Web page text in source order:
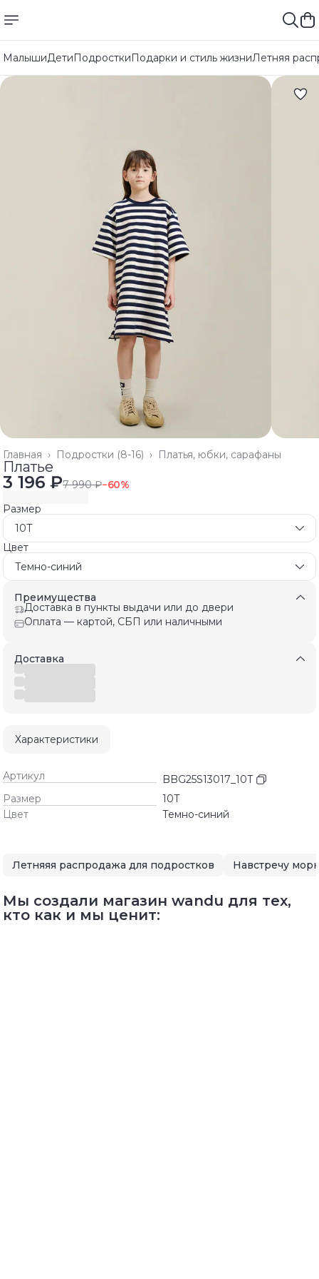
МалышиДетиПодросткиПодарки и стиль жизниЛетняя
Платья, юбки, сарафаны
Подростки (8-16) ›
Главная ›
Платье
3 196 ₽7 990 ₽−60%
Размер
10T
Цвет
Темно-синий
Преимущества
Доставка в пункты выдачи или до двери
Оплата — картой, СБП или наличными
Доставка
Характеристики
Артикул
BBG25S13017_10T
Размер
10T
Цвет
Темно-синий
Летняяя распродажа для подростков Навстречу
Мы создали магазин wandu для тех,
кто как и мы ценит: